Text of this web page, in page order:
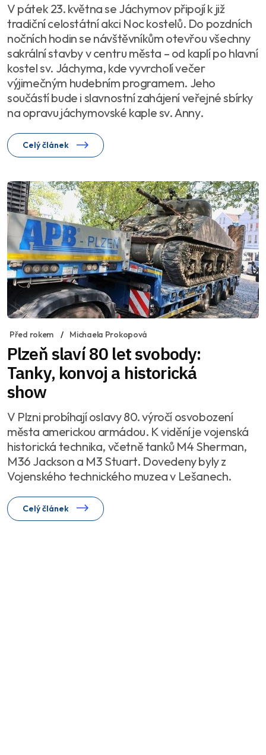
V pátek 23. května se Jáchymov připojí k již
tradiční celostátní akci Noc kostelů. Do pozdních
nočních hodin se návštěvníkům otevřou všechny
sakrální stavby v centru města – od kaplí po hlavní
kostel sv. Jáchyma, kde vyvrcholí večer
výjimečným hudebním programem. Jeho
součástí bude i slavnostní zahájení veřejné sbírky
na opravu jáchymovské kaple sv. Anny.
Celý článek
Před rokem Michaela Prokopová
Plzeň slaví 80 let svobody:
Tanky, konvoj a historická
show
V Plzni probíhají oslavy 80. výročí osvobození
města americkou armádou. K vidění je vojenská
historická technika, včetně tanků M4 Sherman,
M36 Jackson a M3 Stuart. Dovedeny byly z
Vojenského technického muzea v Lešanech.
Celý článek